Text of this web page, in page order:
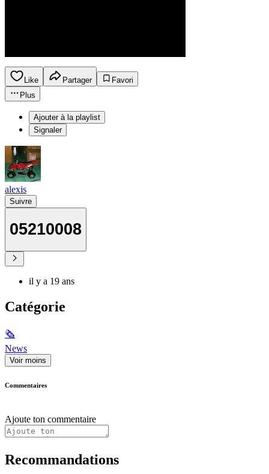
Like Partager
Favori
Plus
Ajouter à la playlist
Signaler
alexis
Suivre
05210008
il y a 19 ans
Catégorie
🗞
News
Voir moins
Commentaires
Ajoute ton commentaire
Recommandations